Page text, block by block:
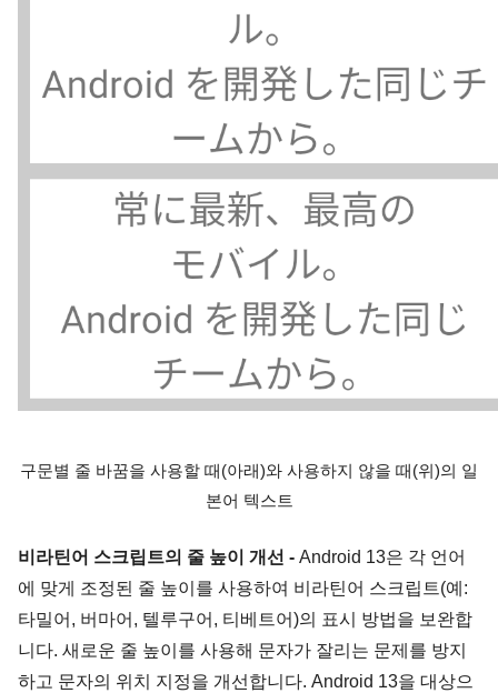
구문별 줄 바꿈을 사용할 때(아래)와 사용하지 않을 때(위)의 일
본어 텍스트
비라틴어 스크립트의 줄 높이 개선 - Android 13은 각 언어
에 맞게 조정된 줄 높이를 사용하여 비라틴어 스크립트(예:
타밀어, 버마어, 텔루구어, 티베트어)의 표시 방법을 보완합
니다. 새로운 줄 높이를 사용해 문자가 잘리는 문제를 방지
하고 문자의 위치 지정을 개선합니다. Android 13을 대상으